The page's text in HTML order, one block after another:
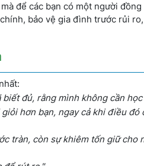
để các bạn có một người
bảo vệ gia đình trước rủi
đủ, rằng mình không cần
hơn bạn, ngay cả khi điều đó
tràn, còn sự khiêm tốn giữ cho